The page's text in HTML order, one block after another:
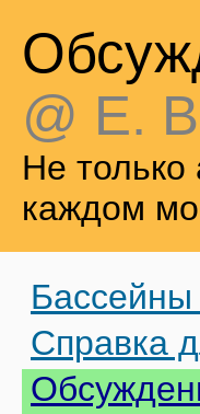
@ Е.
Не
каждом
Справка